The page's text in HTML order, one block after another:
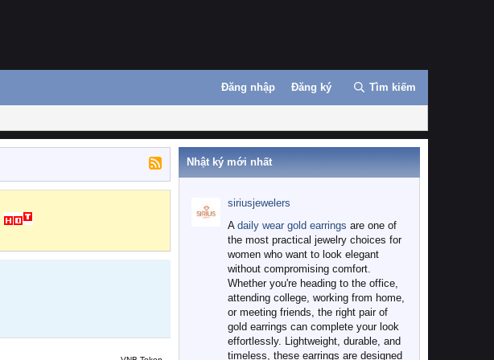
Đăng nhập Đăng ký Tìm kiếm
Nhật ký mới nhất
siriusjewelers
A daily wear gold earrings are one of
the most practical jewelry choices for
women who want to look elegant
without compromising comfort.
Whether you're heading to the office,
attending college, working from home,
or meeting friends, the right pair of
gold earrings can complete your look
effortlessly. Lightweight, durable, and
timeless, these earrings are designed